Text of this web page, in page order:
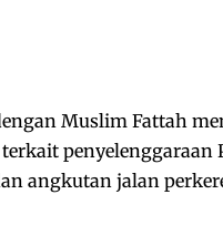
Muslim Fattah
angkutan jalan